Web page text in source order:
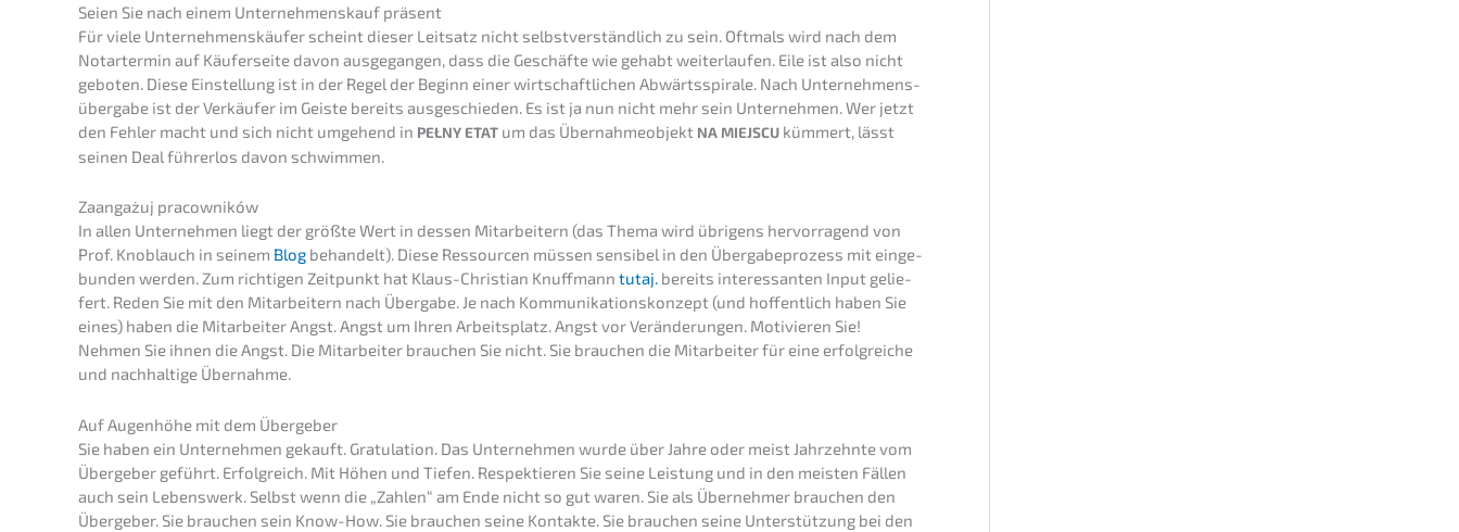
Seien Sie nach einem Unter­nehmens­kauf präsent
Für viele Unter­neh­mens­käu­fer scheint dieser Leitsatz nicht selbst­ver­ständ­lich zu sein. Oftmals wird nach dem
Notar­ter­min auf Käufer­sei­te davon ausge­gan­gen, dass die Geschäf­te wie gehabt weiter­lau­fen. Eile ist also nicht
geboten. Diese Einstel­lung ist in der Regel der Beginn einer wirtschaft­li­chen Abwärts­spi­ra­le. Nach Unter­neh­mens­
über­ga­be ist der Verkäu­fer im Geiste bereits ausge­schie­den. Es ist ja nun nicht mehr sein Unter­neh­men. Wer jetzt
den Fehler macht und sich nicht umgehend in PEŁNY ETAT um das Übernah­me­ob­jekt NA MIEJSCU kümmert, lässt
seinen Deal führer­los davon schwimmen.
Zaangażuj pracow­ni­ków
In allen Unter­neh­men liegt der größte Wert in dessen Mitar­bei­tern (das Thema wird übrigens hervor­ra­gend von
Prof. Knoblauch in seinem Blog behan­delt). Diese Ressour­cen müssen sensi­bel in den Überga­be­pro­zess mit einge­
bun­den werden. Zum richti­gen Zeitpunkt hat Klaus-Chris­ti­an Knuff­mann tutaj. bereits inter­es­san­ten Input gelie­
fert. Reden Sie mit den Mitar­bei­tern nach Überga­be. Je nach Kommu­ni­ka­ti­ons­kon­zept (und hoffent­lich haben Sie
eines) haben die Mitar­bei­ter Angst. Angst um Ihren Arbeits­platz. Angst vor Verän­de­run­gen. Motivie­ren Sie!
Nehmen Sie ihnen die Angst. Die Mitar­bei­ter brauchen Sie nicht. Sie brauchen die Mitar­bei­ter für eine erfolg­rei­che
und nachhal­ti­ge Übernahme.
Auf Augen­hö­he mit dem Übergeber
Sie haben ein Unter­neh­men gekauft. Gratu­la­ti­on. Das Unter­neh­men wurde über Jahre oder meist Jahrzehn­te vom
Überge­ber geführt. Erfolg­reich. Mit Höhen und Tiefen. Respek­tie­ren Sie seine Leistung und in den meisten Fällen
auch sein Lebens­werk. Selbst wenn die „Zahlen“ am Ende nicht so gut waren. Sie als Überneh­mer brauchen den
Überge­ber. Sie brauchen sein Know-How. Sie brauchen seine Kontak­te. Sie brauchen seine Unter­stüt­zung bei den